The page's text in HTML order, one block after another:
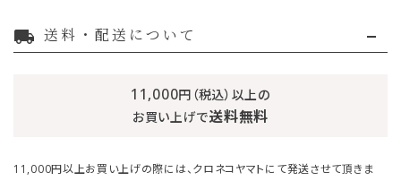
local_shipping 送料・配送について
11,000円（税込）以上の
お買い上げで送料無料
11,000円以上お買い上げの際には、クロネコヤマトにて発送させて頂きま